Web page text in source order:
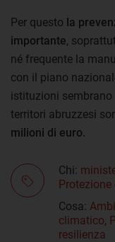
Per questo la
importante,
né frequente la
con il piano
istituzioni sembrano
territori abruzzesi
milioni di euro.
Chi:
Protezione
Cosa:
climatico,
resilienza